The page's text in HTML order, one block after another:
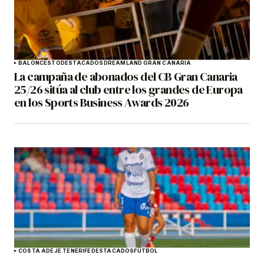
BALONCESTODESTACADOSDREAMLAND GRAN CANARIA
La campaña de abonados del CB Gran Canaria
25/26 sitúa al club entre los grandes de Europa
en los Sports Business Awards 2026
COSTA ADEJE TENERIFEDESTACADOSFÚTBOL